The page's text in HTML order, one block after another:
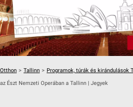
Otthon > Tallinn > Programok, túrák és kirándulások
az Észt Nemzeti Operában a Tallinn | Jegyek